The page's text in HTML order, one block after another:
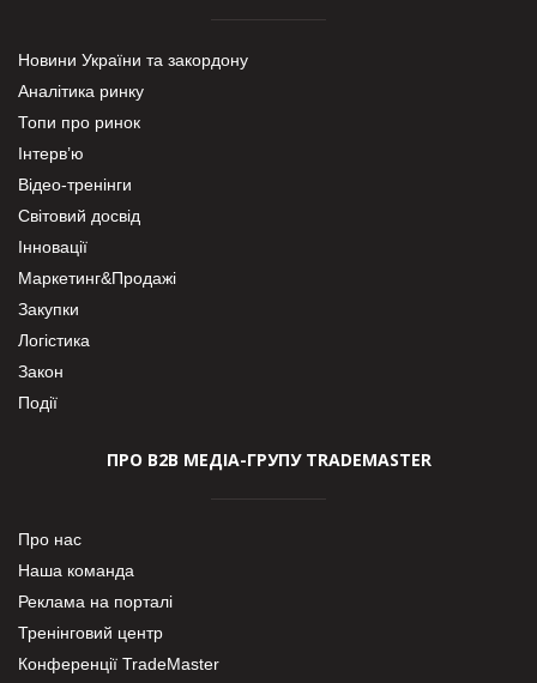
Новини України та закордону
Аналітика ринку
Топи про ринок
Інтерв’ю
Відео-тренінги
Світовий досвід
Інновації
Маркетинг&Продажі
Закупки
Логістика
Закон
Події
ПРО В2В МЕДІА-ГРУПУ TRADEMASTER
Про нас
Наша команда
Реклама на порталі
Тренінговий центр
Конференції TradeMaster